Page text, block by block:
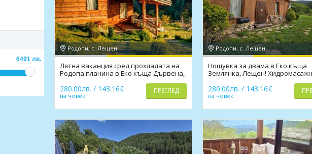
6491 лв.
Родопи, с. Лещен
Лятна ваканция сред прохладата на
Родопа планина в Еко къща Дървена,
280.00лв. / 143.16€
на човек
ПРЕГЛЕД
Родопи, с. Лещен
Нощувка за двама в Еко къща
Землянка, Лещен!
вана, барбекю, камина
280.00лв. / 143.16€
на човек